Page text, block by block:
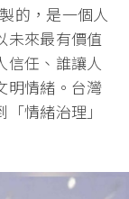
的，是一個人
未來最有價值
信任、誰讓人
明情緒。台灣
情緒治理」